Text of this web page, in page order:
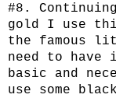
#8.
gold I use
the famous
need to
basic and
use some